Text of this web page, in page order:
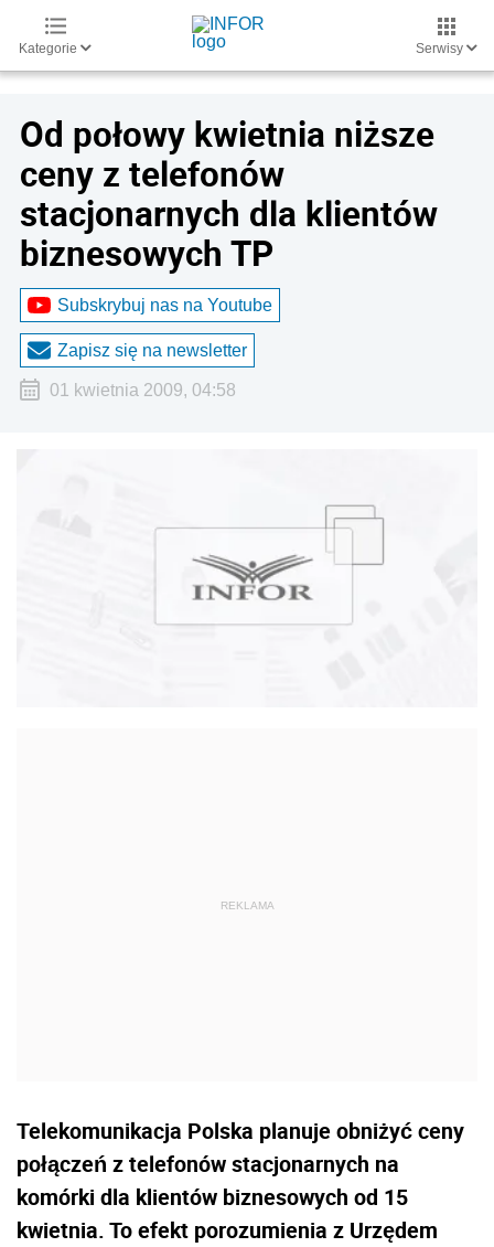
Kategorie Serwisy
Od połowy kwietnia niższe
ceny z telefonów
stacjonarnych dla klientów
biznesowych TP
Subskrybuj nas na Youtube
Zapisz się na newsletter
01 kwietnia 2009, 04:58
Telekomunikacja Polska planuje obniżyć ceny
połączeń z telefonów stacjonarnych na
komórki dla klientów biznesowych od 15
kwietnia. To efekt porozumienia z Urzędem